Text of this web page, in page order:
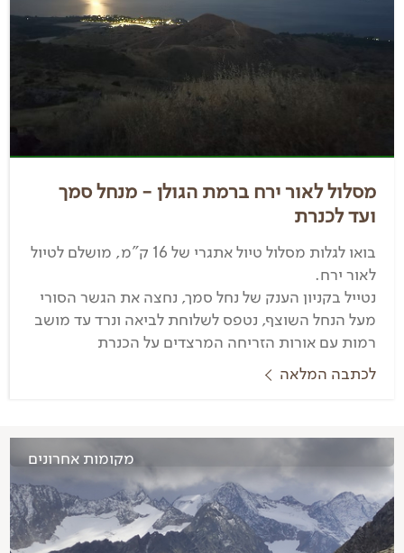
מסלול לאור ירח ברמת הגולן - מנחל סמך
ועד לכנרת
בואו לגלות מסלול טיול אתגרי של 16 ק"מ, מושלם לטיול
לאור ירח.
נטייל בקניון הענק של נחל סמך, נחצה את הגשר הסורי
מעל הנחל השוצף, נטפס לשלוחת לביאה ונרד עד מושב
רמות עם אורות הזריחה המרצדים על הכנרת
לכתבה המלאה
מקומות אחרונים